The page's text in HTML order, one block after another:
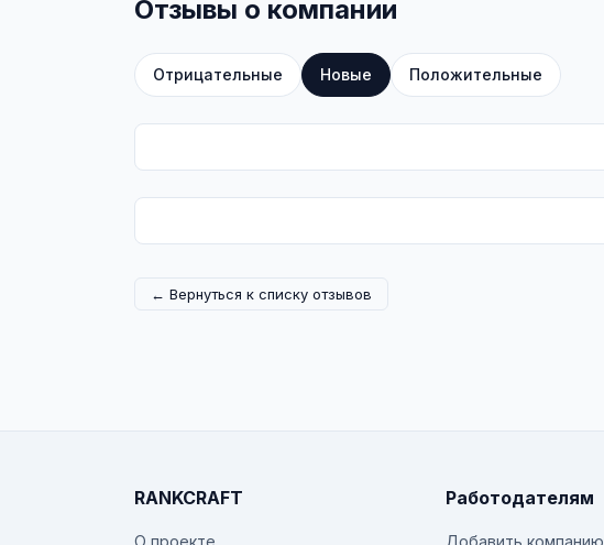
Отзывы о компании
Отрицательные Новые Положительные
← Вернуться к списку отзывов
RANKCRAFT
О проекте
Работодателям
Добавить компанию